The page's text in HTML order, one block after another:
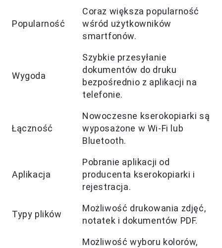
Popularność
Coraz większa popularność
wśród użytkowników
smartfonów.
Wygoda
Szybkie przesyłanie
dokumentów do druku
bezpośrednio z aplikacji na
telefonie.
Łączność
Nowoczesne kserokopiarki są
wyposażone w Wi-Fi lub
Bluetooth.
Aplikacja
Pobranie aplikacji od
producenta kserokopiarki i
rejestracja.
Typy plików
Możliwość drukowania zdjęć,
notatek i dokumentów PDF.
Możliwość wyboru kolorów,